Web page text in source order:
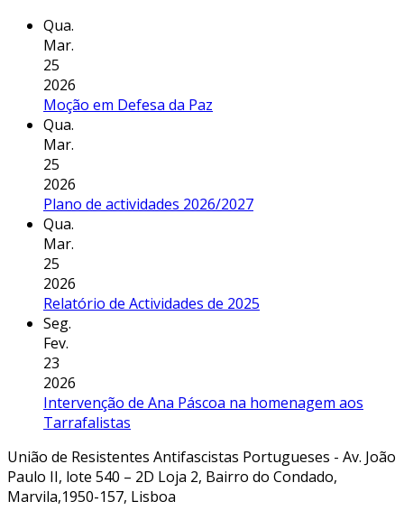
Qua.
Mar.
25
2026
Moção em Defesa da Paz
Qua.
Mar.
25
2026
Plano de actividades 2026/2027
Qua.
Mar.
25
2026
Relatório de Actividades de 2025
Seg.
Fev.
23
2026
Intervenção de Ana Páscoa na homenagem aos
Tarrafalistas
União de Resistentes Antifascistas Portugueses - Av. João
Paulo II, lote 540 – 2D Loja 2, Bairro do Condado,
Marvila,1950-157, Lisboa